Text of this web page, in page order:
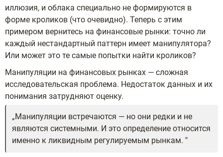
иллюзия, и облака специально не формируются в
форме кроликов (что очевидно). Теперь с этим
примером вернитесь на финансовые рынки: точно ли
каждый нестандартный паттерн имеет манипулятора?
Или может это те самые попытки найти кроликов?
Манипуляции на финансовых рынках — сложная
исследовательская проблема. Недостаток данных и их
понимания затрудняют оценку.
Манипуляции встречаются — но они редки и не
являются системными. И это определение относится
именно к ликвидным регулируемым рынкам.